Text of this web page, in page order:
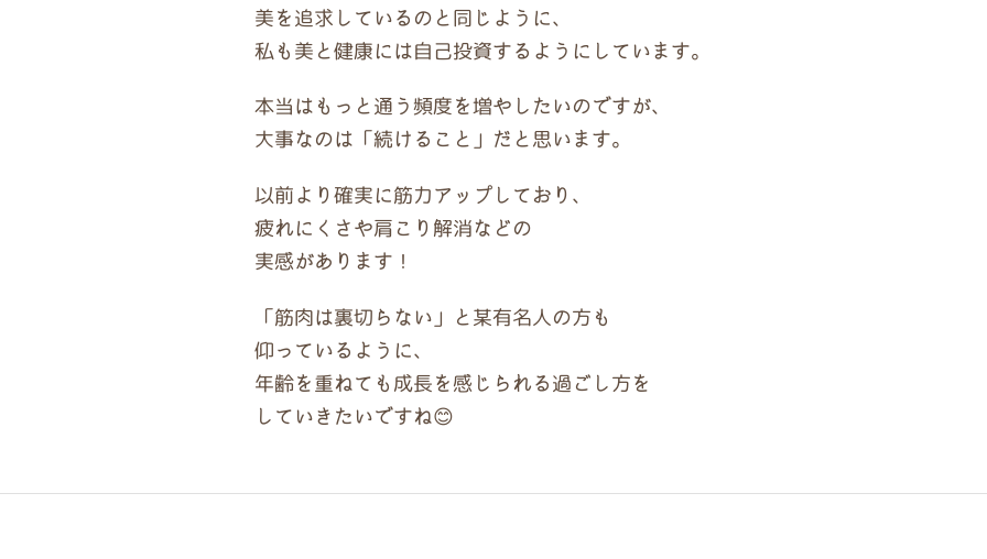
美を追求しているのと同じように、
私も美と健康には自己投資するようにしています。
本当はもっと通う頻度を増やしたいのですが、
大事なのは「続けること」だと思います。
以前より確実に筋力アップしており、
疲れにくさや肩こり解消などの
実感があります！
「筋肉は裏切らない」と某有名人の方も
仰っているように、
年齢を重ねても成長を感じられる過ごし方を
していきたいですね😊